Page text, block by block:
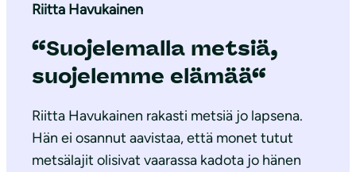
Riitta Havukainen
“Suojelemalla metsiä,
suojelemme elämää“
Riitta Havukainen rakasti metsiä jo lapsena.
Hän ei osannut aavistaa, että monet tutut
metsälajit olisivat vaarassa kadota jo hänen